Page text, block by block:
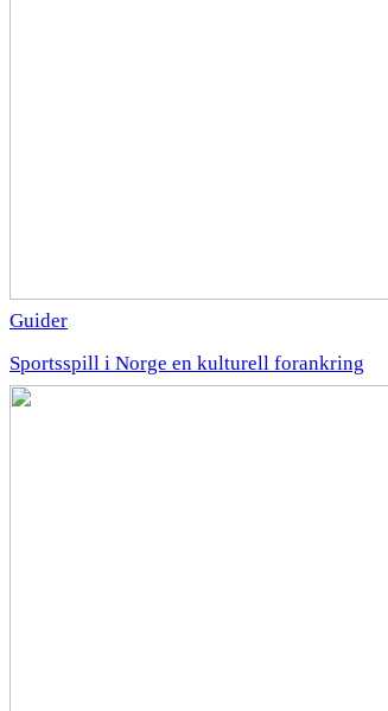
Guider
Sportsspill i Norge en kulturell forankring